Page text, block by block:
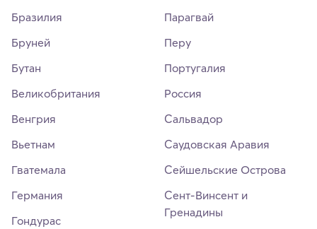
Бразилия
Бруней
Бутан
Великобритания
Венгрия
Вьетнам
Гватемала
Германия
Гондурас
Парагвай
Перу
Португалия
Россия
Сальвадор
Саудовская Аравия
Сейшельские Острова
Сент-Винсент и
Гренадины